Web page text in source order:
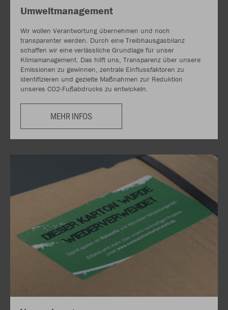
Umweltmanagement
Wir wollen Verantwortung übernehmen und noch
transparenter werden. Durch eine Treibhausgasbilanz
schaffen wir eine verlässliche Grundlage für unser
Klimamanagement. Das hilft uns, Transparenz über unsere
Emissionen zu gewinnen, zentrale Einflussfaktoren zu
identifizieren und gezielte Maßnahmen zur Reduktion
unseres CO2-Fußabdrucks zu entwickeln.
MEHR INFOS